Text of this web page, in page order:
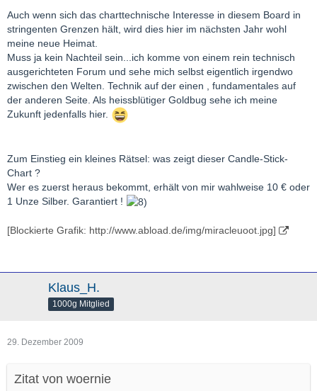
Auch wenn sich das charttechnische Interesse in diesem Board in
stringenten Grenzen hält, wird dies hier im nächsten Jahr wohl
meine neue Heimat.
Muss ja kein Nachteil sein...ich komme von einem rein technisch
ausgerichteten Forum und sehe mich selbst eigentlich irgendwo
zwischen den Welten. Technik auf der einen , fundamentales auf
der anderen Seite. Als heissblütiger Goldbug sehe ich meine
Zukunft jedenfalls hier.
Zum Einstieg ein kleines Rätsel: was zeigt dieser Candle-Stick-
Chart ?
Wer es zuerst heraus bekommt, erhält von mir wahlweise 10 € oder
1 Unze Silber. Garantiert !
[Blockierte Grafik: http://www.abload.de/img/miracleuoot.jpg]
Klaus_H.
1000g Mitglied
29. Dezember 2009
Zitat von woernie